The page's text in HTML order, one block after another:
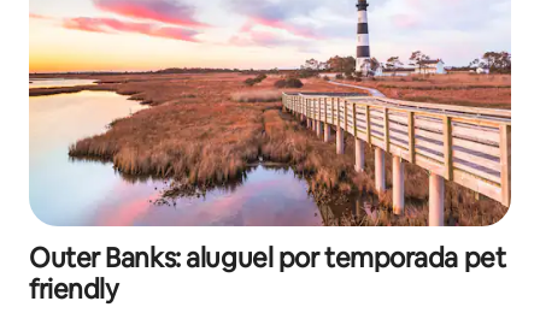
Outer Banks: aluguel por temporada pet
friendly